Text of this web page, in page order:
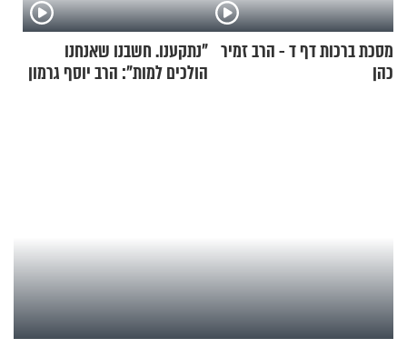
מסכת ברכות דף ד - הרב זמיר
כהן
"נתקענו. חשבנו שאנחנו
הולכים למות": הרב יוסף גרמון